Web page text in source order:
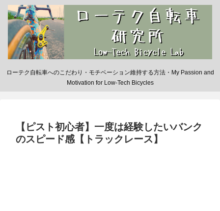
ローテク自転車へのこだわり・モチベーション維持する方法・My Passion and
Motivation for Low-Tech Bicycles
【ピスト初心者】一度は経験したいバンク
のスピード感【トラックレース】